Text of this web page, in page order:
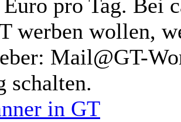
pro Tag. Bei
werben wollen,
Mail@GT-
schalten.
in GT